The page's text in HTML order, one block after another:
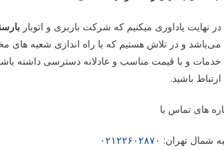
در نهایت یاداوری میکنیم که شرکت باربری و اتوبار
می‌باشد و در تلاش هستیم که با راه اندازی شعبه های
خدمات و با قیمت مناسب و عادلانه دسترسی داشته
ارتباط باشید.
های تماس با
شمال تهران: ۰۲۱۲۲۶۰۲۸۷۰